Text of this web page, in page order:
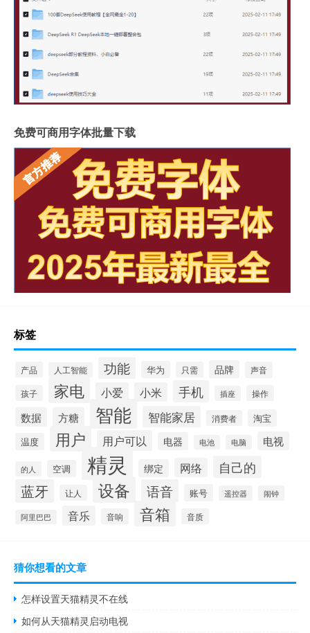
免费可商用字体批量下载
标签
产品 人工智能 功能 华为 只需 品牌 声音
孩子 家电 小爱 小米 手机 插座 操作
数据 方糖 智能 智能家居 消费者
淘宝
温度
用户 用户可以 电器 电池 电脑 电视
的人 空调 精灵 绑定 网络 自己的
蓝牙 让人 设备 语音 账号 遥控器 闹钟
阿里巴巴 音乐 音响 音箱 音质
猜你想看的文章
怎样设置天猫精灵不在线
如何从天猫精灵启动电视